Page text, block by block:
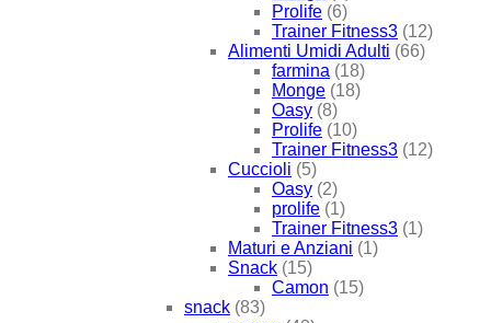
Prolife (6)
Trainer Fitness3 (12)
Alimenti Umidi Adulti (66)
farmina (18)
Monge (18)
Oasy (8)
Prolife (10)
Trainer Fitness3 (12)
Cuccioli (5)
Oasy (2)
prolife (1)
Trainer Fitness3 (1)
Maturi e Anziani (1)
Snack (15)
Camon (15)
snack (83)